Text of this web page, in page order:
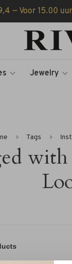
— Voor 15.00
Jewelry
Tags